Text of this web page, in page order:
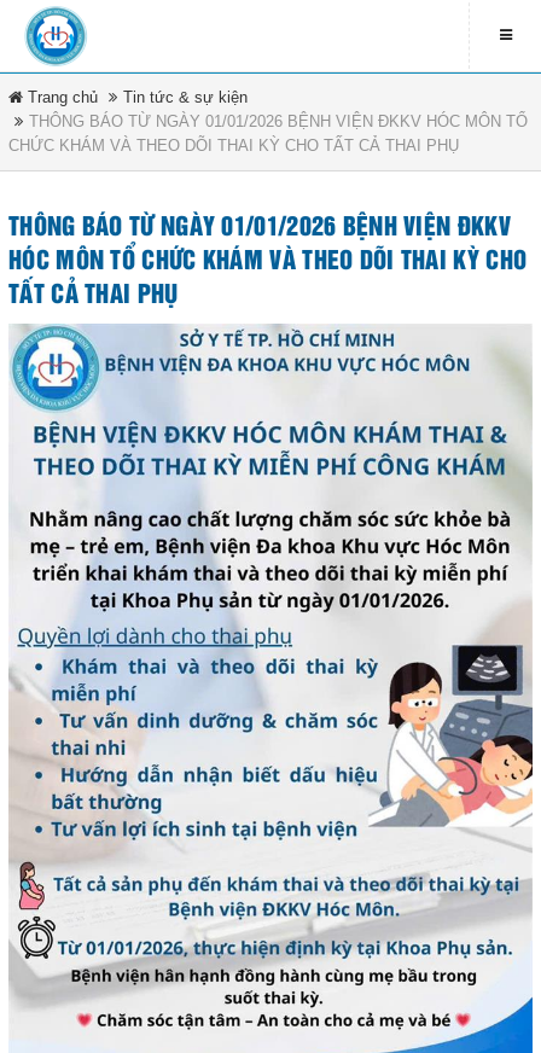
Trang chủ
Tin tức & sự kiện
THÔNG BÁO TỪ NGÀY 01/01/2026 BỆNH VIỆN ĐKKV HÓC MÔN TỔ
CHỨC KHÁM VÀ THEO DÕI THAI KỲ CHO TẤT CẢ THAI PHỤ
THÔNG BÁO TỪ NGÀY 01/01/2026 BỆNH VIỆN ĐKKV
HÓC MÔN TỔ CHỨC KHÁM VÀ THEO DÕI THAI KỲ CHO
TẤT CẢ THAI PHỤ
Trang chủ
Tin tức & sự kiện
Văn bản pháp luật
Quy chế bệnh viện
Hoạt động chuyên môn
Thông báo từ bệnh viện
Thông tin dược phẩm
Công tác xã hội
Hoạt động đoàn thể
Hướng dẫn bệnh nhân
Sơ đồ bệnh viện
Chuyên khoa
contact_address
79 Bà Triệu - Xã Hóc Môn -
contact_phone
(08) 3891 4208
ĐĂNG KÍ NHẬN EMAIL
ĐĂNG KÝ
COPYRIGHT 2015. ALL RIGHTS RESERVED